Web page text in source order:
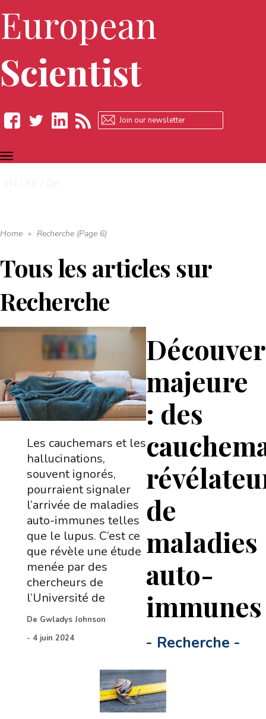
European
Scientist
Facebook
TOGGLE
NAVIGATION
Home » Recherche (Page 6)
Tous les articles sur
Recherche
majeure
: des
de
maladies
auto-
- Recherche -
Les cauchemars et les
hallucinations,
souvent ignorés,
pourraient signaler
l’arrivée de maladies
auto-immunes telles
que le lupus. C’est ce
que révèle une étude
menée par des
chercheurs de
l’Université de
De Gwladys Johnson
- 4 juin 2024